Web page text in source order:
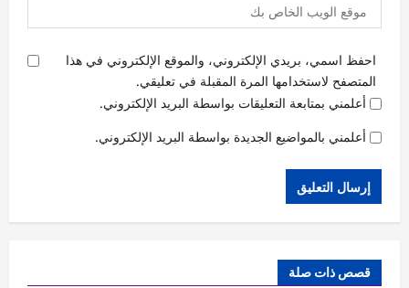
احفظ اسمي، بريدي الإلكتروني، والموقع الإلكتروني في هذا
المتصفح لاستخدامها المرة المقبلة في تعليقي.
أعلمني بمتابعة التعليقات بواسطة البريد الإلكتروني.
أعلمني بالمواضيع الجديدة بواسطة البريد الإلكتروني.
قصص ذات صلة